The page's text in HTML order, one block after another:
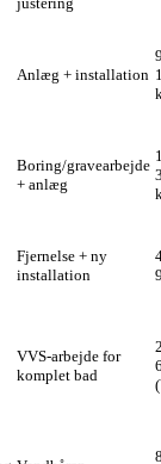
Anlæg + installation
Boring/gravearbejde
+ anlæg
Fjernelse + ny
installation
VVS‑arbejde for
komplet bad